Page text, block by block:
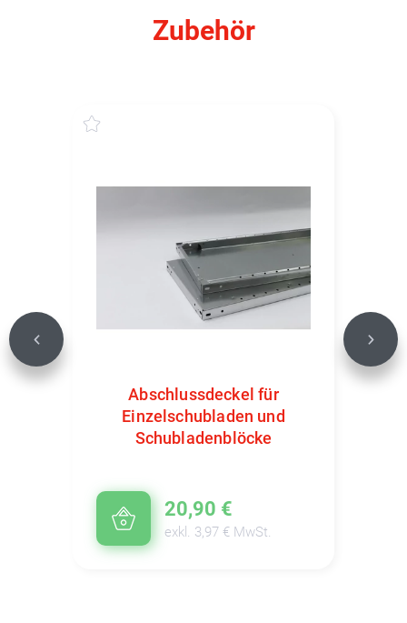
Zubehör
Abschlussdeckel für
Einzelschubladen und
Schubladenblöcke
20,90 €
exkl. 3,97 € MwSt.
Previous Next